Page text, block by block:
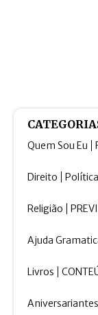
Quem Sou Eu
Direito Política
Religião
Ajuda
Livros